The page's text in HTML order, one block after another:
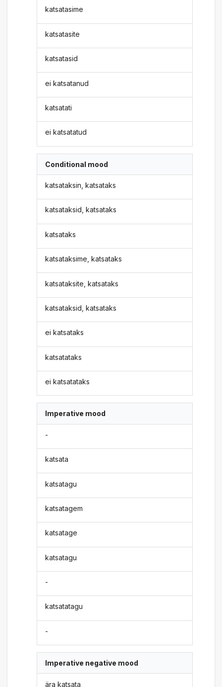
katsatasime
katsatasite
katsatasid
ei katsatanud
katsatati
ei katsatatud
Conditional mood
katsataksin, katsataks
katsataksid, katsataks
katsataks
katsataksime, katsataks
katsataksite, katsataks
katsataksid, katsataks
ei katsataks
katsatataks
ei katsatataks
Imperative mood
-
katsata
katsatagu
katsatagem
katsatage
katsatagu
-
katsatatagu
-
Imperative negative mood
ära katsata